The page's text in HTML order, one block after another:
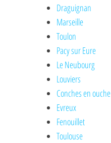
Draguignan
Marseille
Toulon
Pacy sur Eure
Le Neubourg
Louviers
Conches en ouche
Evreux
Fenouillet
Toulouse